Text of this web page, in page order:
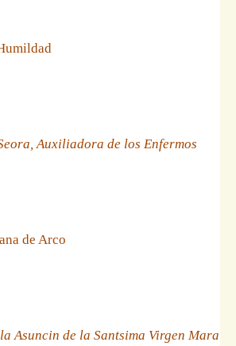
Auxiliadora de los Enfermos
de Arco
Asuncin de la Santsima Virgen Mara